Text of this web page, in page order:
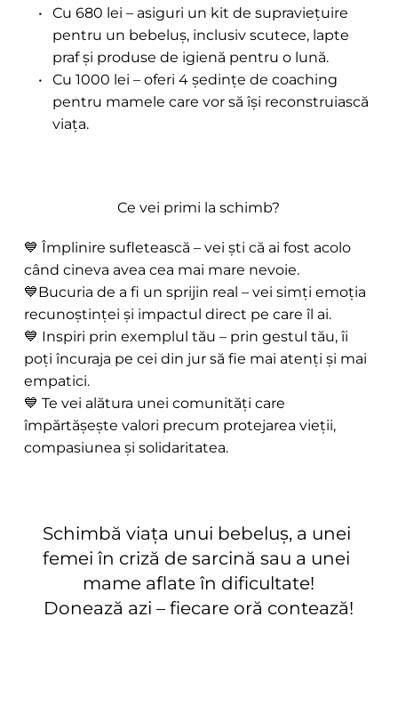
Cu 680 lei – asiguri un kit de supraviețuire
pentru un bebeluș, inclusiv scutece, lapte
praf și produse de igienă pentru o lună.
Cu 1000 lei – oferi 4 ședințe de coaching
pentru mamele care vor să își reconstruiască
viața.
Ce vei primi la schimb?
💙 Împlinire sufletească – vei ști că ai fost acolo
când cineva avea cea mai mare nevoie.
💙Bucuria de a fi un sprijin real – vei simți emoția
recunoștinței și impactul direct pe care îl ai.
💙 Inspiri prin exemplul tău – prin gestul tău, îi
poți încuraja pe cei din jur să fie mai atenți și mai
empatici.
💙 Te vei alătura unei comunități care
împărtășește valori precum protejarea vieții,
compasiunea și solidaritatea.
Schimbă viața unui bebeluș, a unei
femei în criză de sarcină sau a unei
mame aflate în dificultate!
Donează azi – fiecare oră contează!